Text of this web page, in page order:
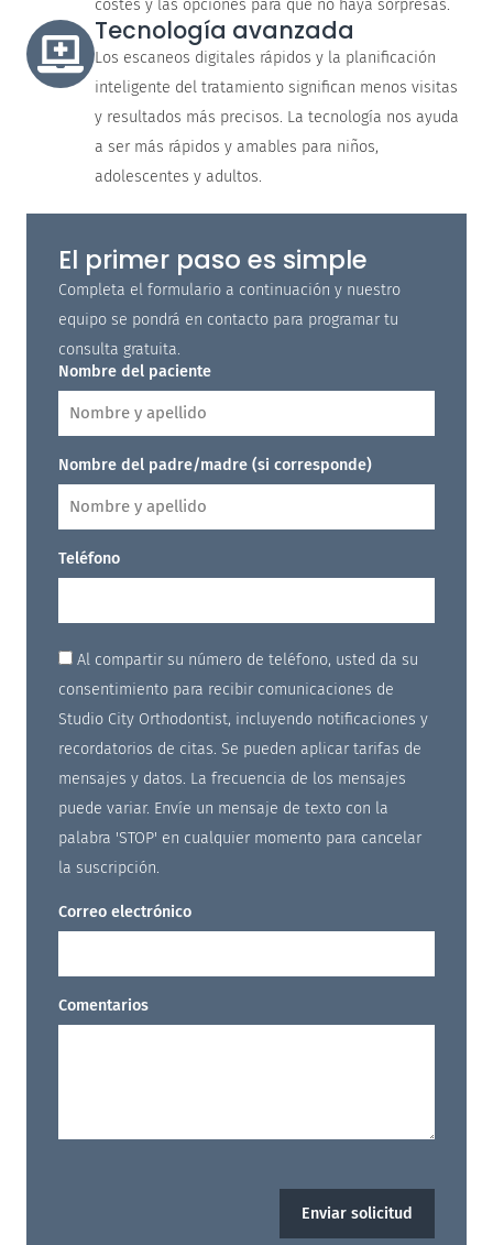
costes y las opciones para que no haya sorpresas.
Tecnología avanzada
Los escaneos digitales rápidos y la planificación
inteligente del tratamiento significan menos visitas
y resultados más precisos. La tecnología nos ayuda
a ser más rápidos y amables para niños,
adolescentes y adultos.
El primer paso es simple
Completa el formulario a continuación y nuestro
equipo se pondrá en contacto para programar tu
consulta gratuita.
Nombre del paciente
Nombre del padre/madre (si corresponde)
Teléfono
Al compartir su número de teléfono, usted da su
consentimiento para recibir comunicaciones de
Studio City Orthodontist, incluyendo notificaciones y
recordatorios de citas. Se pueden aplicar tarifas de
mensajes y datos. La frecuencia de los mensajes
puede variar. Envíe un mensaje de texto con la
palabra 'STOP' en cualquier momento para cancelar
la suscripción.
Correo electrónico
Comentarios
Enviar solicitud